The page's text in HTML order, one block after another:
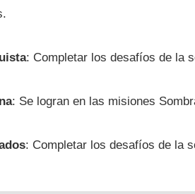
: Completar los desafíos de la
: Se logran en las misiones
: Completar los desafíos de la